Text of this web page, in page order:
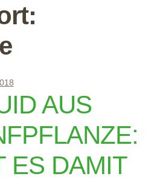
Über CBD King
FAQ
Blog
AUS
ES DAMIT